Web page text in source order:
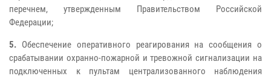
перечнем, утвержденным Правительством Российской
Федерации;
5. Обеспечение оперативного реагирования на сообщения о
срабатывании охранно-пожарной и тревожной сигнализации на
подключенных к пультам централизованного наблюдения